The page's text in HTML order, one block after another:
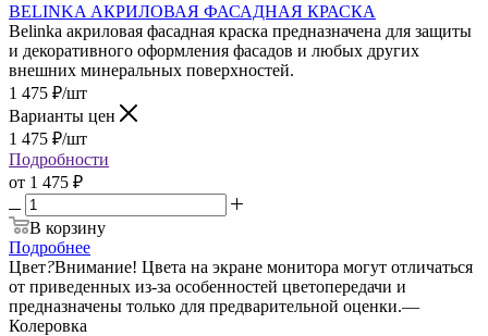
BELINKA АКРИЛОВАЯ ФАСАДНАЯ КРАСКА
Belinka акриловая фасадная краска предназначена для защиты
и декоративного оформления фасадов и любых других
внешних минеральных поверхностей.
1 475 ₽/шт
Варианты цен
1 475 ₽/шт
Подробности
от 1 475 ₽
В корзину
Подробнее
Цвет?Внимание! Цвета на экране монитора могут отличаться
от приведенных из-за особенностей цветопередачи и
предназначены только для предварительной оценки.—
Колеровка